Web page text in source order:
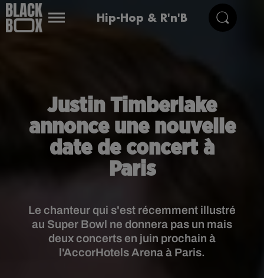
Hip-Hop & R'n'B
Justin Timberlake
annonce une nouvelle
date de concert à
Paris
Le chanteur qui s'est récemment illustré
au Super Bowl ne donnera pas un mais
deux concerts en juin prochain à
l'AccorHotels Arena à Paris.